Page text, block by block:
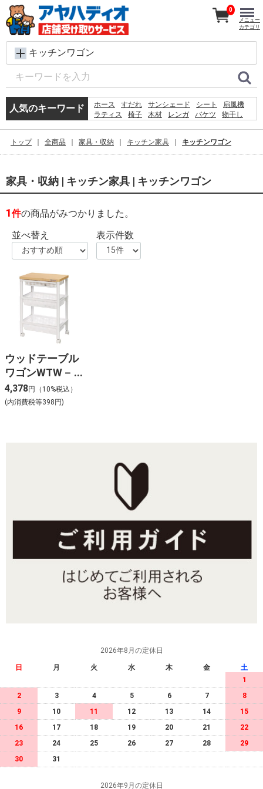
キッチンワゴン
人気のキーワード ホース すだれ サンシェード シート
扇風機
ラティス
椅子 木材 レンガ バケツ
物干し
除草剤
物置
0
メニュー
カテゴリ
トップ 全商品 家具・収納 キッチン家具 キッチンワゴン
家具・収納 | キッチン家具 | キッチンワゴン
1件の商品がみつかりました。
並べ替え
表示件数
ウッドテーブル
ワゴンWTW－
3HS 引き出しバ
スケット付 W
4,378円（10%税込）
(内消費税等398円)
2026年8月の定休日
日 月 火 水 木 金
土
1
2
3 4 5 6 7
8
9
10 11 12 13 14
15
16
17 18 19 20 21
22
23
24 25 26 27 28
29
30
31
2026年9月の定休日